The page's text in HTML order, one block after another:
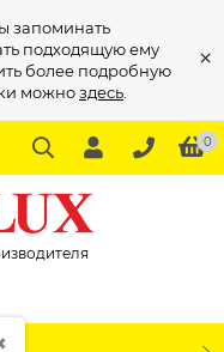
запоминать
подходящую ему
более подробную
можноздесь
×
0